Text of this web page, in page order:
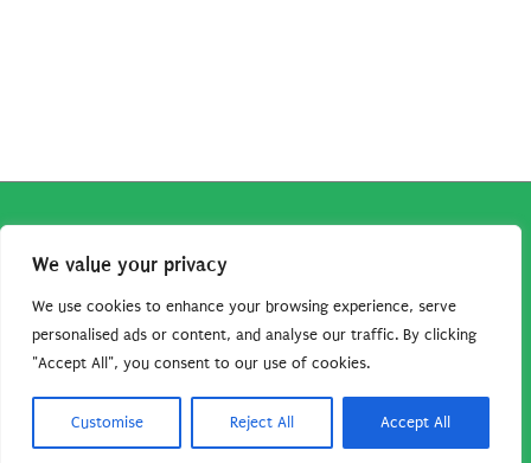
We value your privacy
We use cookies to enhance your browsing experience, serve
personalised ads or content, and analyse our traffic. By clicking
"Accept All", you consent to our use of cookies.
Customise Reject All Accept All
associato Amazon percepisce dei ricavi da acquisti idonei.
Tutti i guadagni sono direttamente reinvestiti in questo sito
per continuare a condividere tutorial e risorse per gli amanti
dei cartoon. Grazie per il vostro sostegno!
Barbara Basso - P. Iva 09792641004